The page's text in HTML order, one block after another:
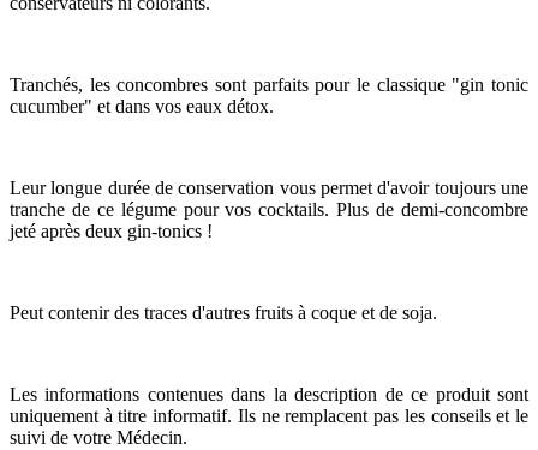
Tranchés, les concombres sont parfaits pour le classique "gin tonic
cucumber" et dans vos eaux détox.
Leur longue durée de conservation vous permet d'avoir toujours une
tranche de ce légume pour vos cocktails. Plus de demi-concombre
jeté après deux gin-tonics !
Peut contenir des traces d'autres fruits à coque et de soja.
Les informations contenues dans la description de ce produit sont
uniquement à titre informatif. Ils ne remplacent pas les conseils et le
suivi de votre Médecin.